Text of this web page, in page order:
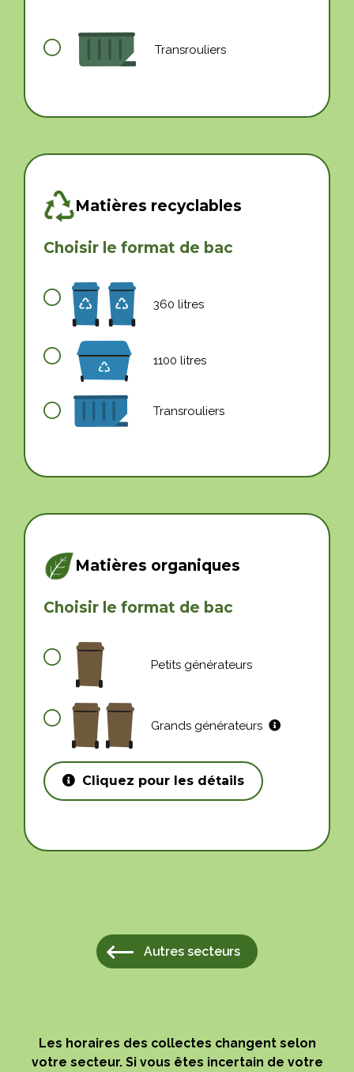
Transrouliers
Matières recyclables
Choisir le format de bac
360 litres
1100 litres
Transrouliers
Matières organiques
Choisir le format de bac
Petits générateurs
Grands générateurs
Cliquez pour les détails
Autres secteurs
Les horaires des collectes changent selon
votre secteur. Si vous êtes incertain de votre